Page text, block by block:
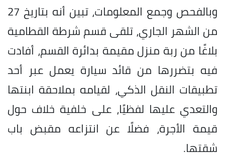
وبالفحص وجمع المعلومات، تبين أنه بتاريخ 27
من الشهر الجاري، تلقى قسم شرطة القطامية
بلاغًا من ربة منزل مقيمة بدائرة القسم، أفادت
فيه بتضررها من قائد سيارة يعمل عبر أحد
تطبيقات النقل الذكي، لقيامه بملاحقة ابنتها
والتعدي عليها لفظيًا، على خلفية خلاف حول
قيمة الأجرة، فضلًا عن انتزاعه مقبض باب
شقتها.